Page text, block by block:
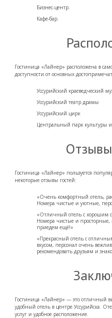
Бизнес-центр.
Кафе-бар.
Гостиница «Лайнер» расположена в
доступности от основных
Уссурийский краеведческий
Уссурийский театр драмы
Уссурийский цирк
Центральный парк культуры
Гостиница «Лайнер» пользуется
некоторые отзывы гостей:
«Очень комфортный отель,
Номера чистые и уютные,
«Отличный отель с хорошим
Номера чистые и просторные,
приедем ещё!»
«Прекрасный отель с
вкусом, персонал очень
рекомендовать друзьям и
Гостиница «Лайнер» — это отличный
удобный отель в центре Уссурийска.
услуг и удобное расположение.